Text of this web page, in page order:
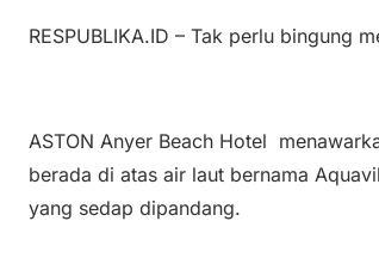
RESPUBLIKA.ID – Tak perlu bingung
ASTON Anyer Beach Hotel
berada di atas air laut bernama
yang sedap dipandang.